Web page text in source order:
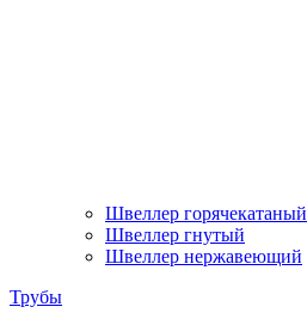
Швеллер горячекатаный
Швеллер гнутый
Швеллер нержавеющий
Трубы